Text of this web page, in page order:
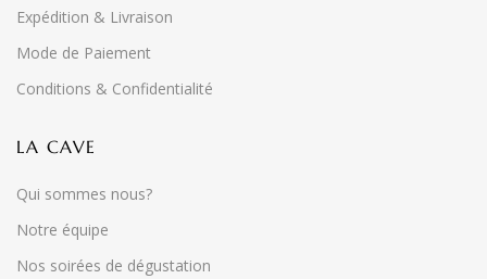
Expédition & Livraison
Mode de Paiement
Conditions & Confidentialité
LA CAVE
Qui sommes nous?
Notre équipe
Nos soirées de dégustation